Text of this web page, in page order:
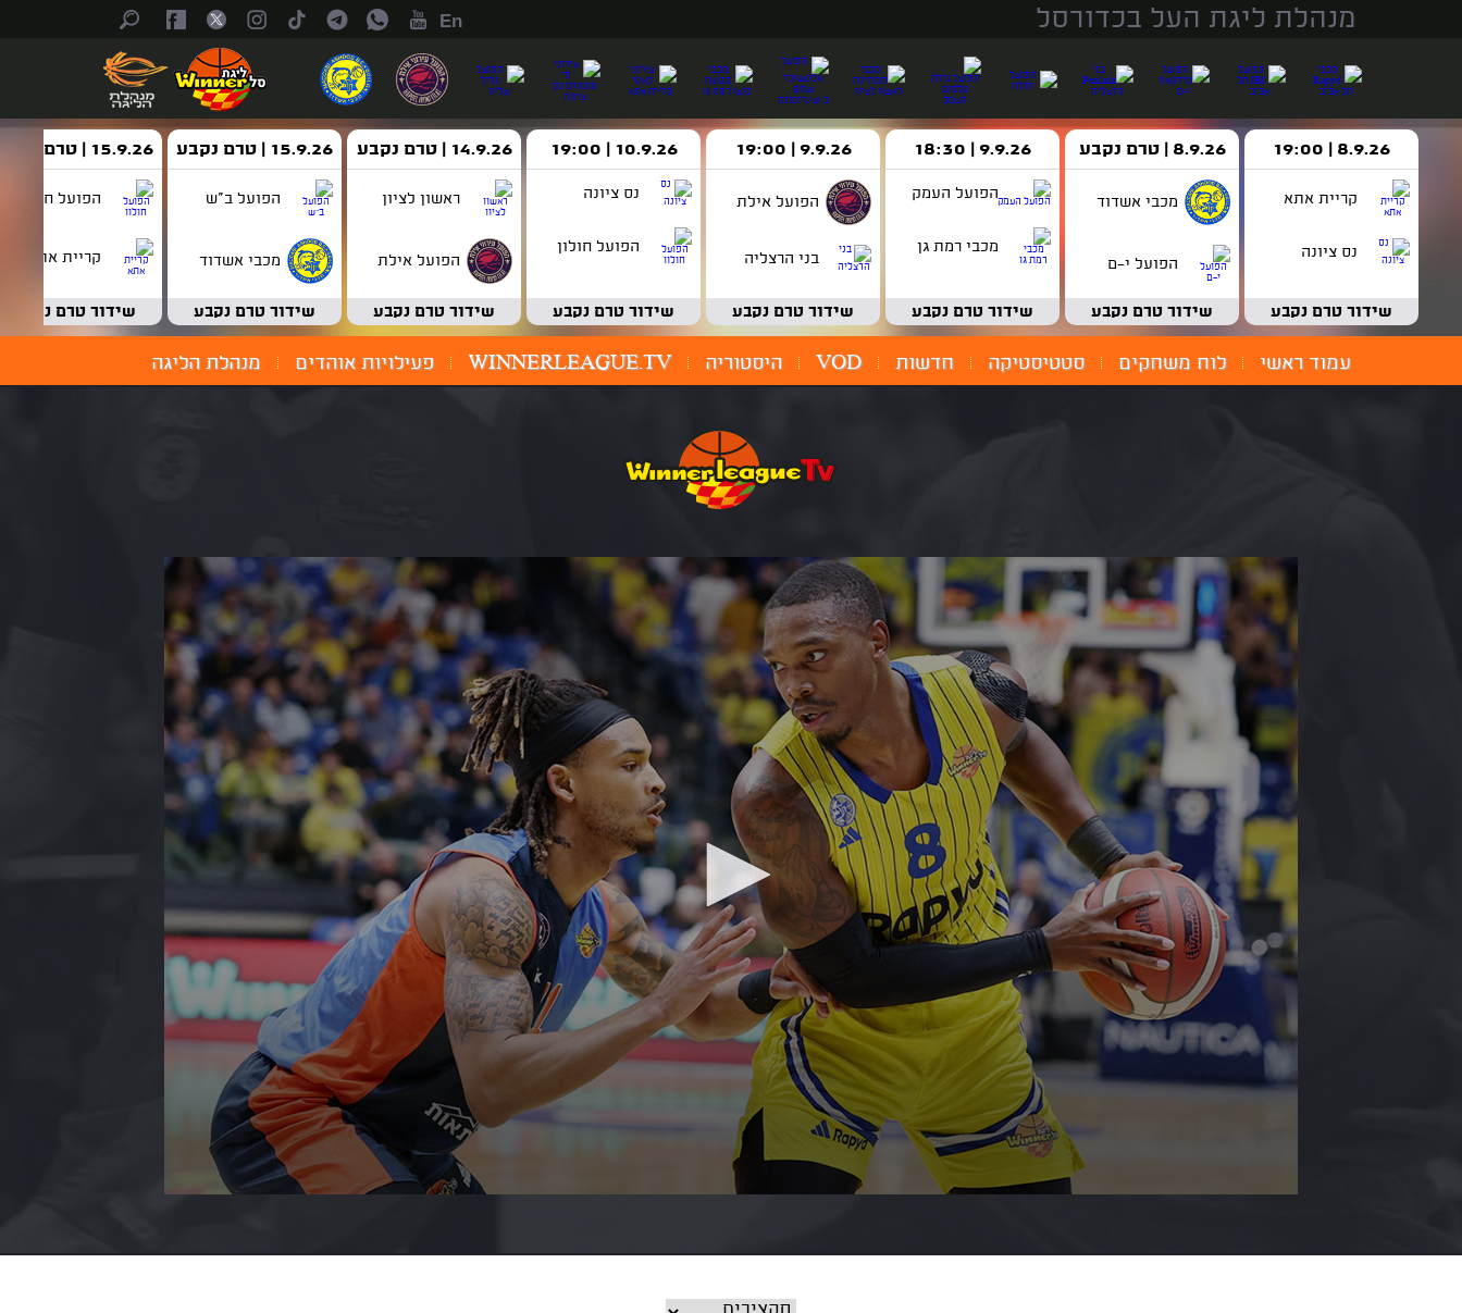
מנהלת ליגת העל בכדורסל En
8.9.26 | 19:00
קריית אתא
נס ציונה
שידור טרם נקבע
8.9.26 | טרם נקבע
מכבי אשדוד
הפועל י-ם
שידור טרם נקבע
9.9.26 | 18:30
הפועל העמק
מכבי רמת גן
שידור טרם נקבע
9.9.26 | 19:00
הפועל אילת
בני הרצליה
שידור טרם נקבע
10.9.26 | 19:00
נס ציונה
הפועל חולון
שידור טרם נקבע
14.9.26 | טרם נקבע
ראשון לציון
הפועל אילת
שידור טרם נקבע
15.9.26 | טרם נקבע
הפועל ב"ש
מכבי אשדוד
שידור טרם נקבע
15.9.26 | טרם נקבע
הפועל חולון
קריית אתא
שידור טרם נקבע
עמוד ראשי לוח משחקים סטטיסטיקה חדשות VOD היסטוריה WINNERLEAGUE.TV פעילויות אוהדים מנהלת הליגה